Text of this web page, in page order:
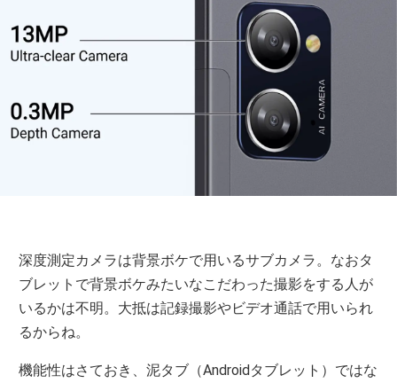
深度測定カメラは背景ボケで用いるサブカメラ。なおタ
ブレットで背景ボケみたいなこだわった撮影をする人が
いるかは不明。大抵は記録撮影やビデオ通話で用いられ
るからね。
機能性はさておき、泥タブ（Androidタブレット）ではな